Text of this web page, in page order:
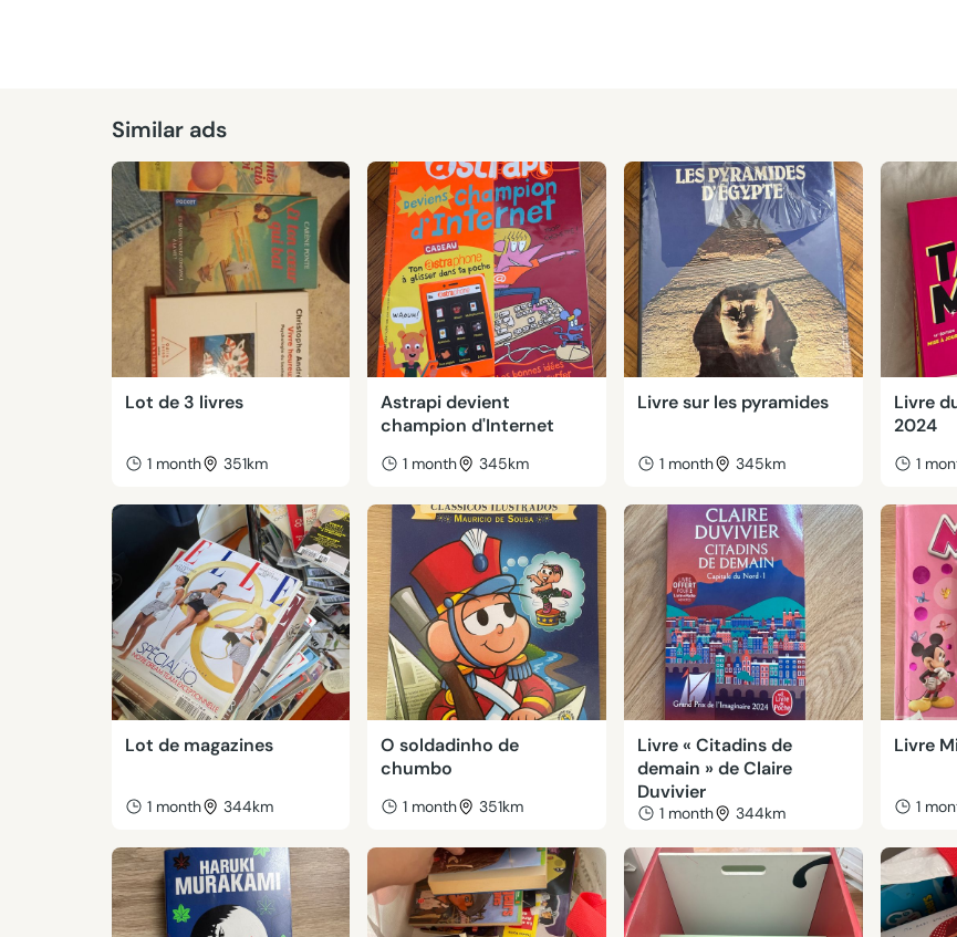
Similar ads
Lot de 3 livres
1 month 351km
Astrapi devient
champion d'Internet
1 month 345km
Livre sur les pyramides
1 month 345km
Livre
2024
1
Lot de magazines
1 month 344km
O soldadinho de
chumbo
1 month 351km
Livre « Citadins de
demain » de Claire
Duvivier
1 month 344km
Livre
1